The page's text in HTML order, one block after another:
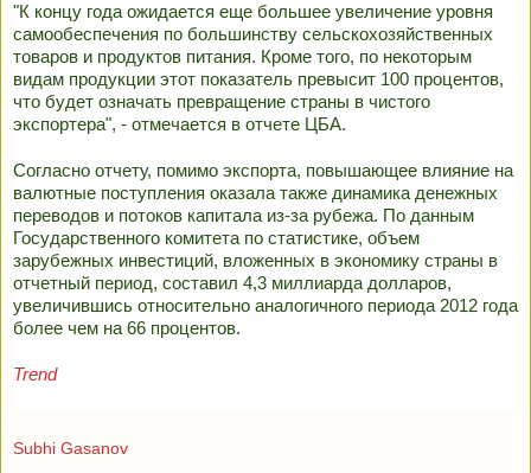
"К концу года ожидается еще большее увеличение уровня
самообеспечения по большинству сельскохозяйственных
товаров и продуктов питания. Кроме того, по некоторым
видам продукции этот показатель превысит 100 процентов,
что будет означать превращение страны в чистого
экспортера", - отмечается в отчете ЦБА.
Согласно отчету, помимо экспорта, повышающее влияние на
валютные поступления оказала также динамика денежных
переводов и потоков капитала из-за рубежа. По данным
Государственного комитета по статистике, объем
зарубежных инвестиций, вложенных в экономику страны в
отчетный период, составил 4,3 миллиарда долларов,
увеличившись относительно аналогичного периода 2012 года
более чем на 66 процентов.
Trend
Subhi Gasanov